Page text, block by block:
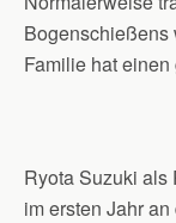
Bogenschießens
Familie hat
Ryota Suzuki als
im ersten Jahr